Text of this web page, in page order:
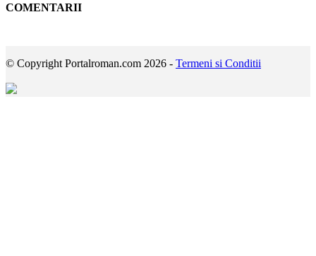
COMENTARII
© Copyright Portalroman.com 2026 - Termeni si Conditii